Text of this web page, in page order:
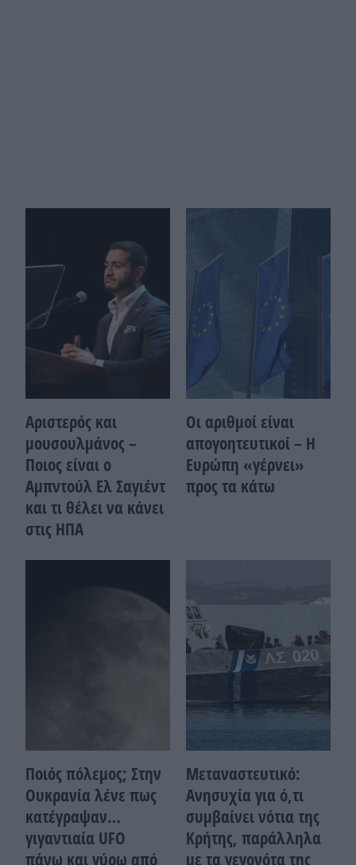
Αριστερός και
μουσουλμάνος –
Ποιoς είναι ο
Αμπντούλ Ελ Σαγιέντ
και τι θέλει να κάνει
στις ΗΠΑ
Οι αριθμοί είναι
απογοητευτικοί – Η
Ευρώπη «γέρνει»
προς τα κάτω
Ποιός πόλεμος; Στην
Ουκρανία λένε πως
κατέγραψαν…
γιγαντιαία UFO
πάνω και γύρω από
Μεταναστευτικό:
Ανησυχία για ό,τι
συμβαίνει νότια της
Κρήτης, παράλληλα
με τα γεγονότα της